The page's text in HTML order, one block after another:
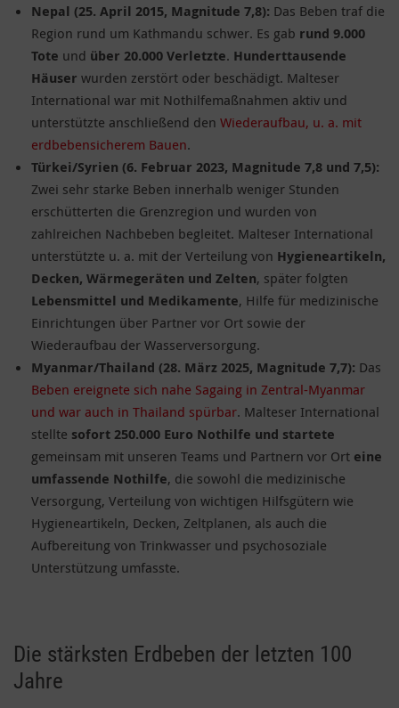
Nepal (25. April 2015, Magnitude 7,8): Das Beben traf die
Region rund um Kathmandu schwer. Es gab rund 9.000
Tote und über 20.000 Verletzte. Hunderttausende
Häuser wurden zerstört oder beschädigt. Malteser
International war mit Nothilfemaßnahmen aktiv und
unterstützte anschließend den Wiederaufbau, u. a. mit
erdbebensicherem Bauen.
Türkei/Syrien (6. Februar 2023, Magnitude 7,8 und 7,5):
Zwei sehr starke Beben innerhalb weniger Stunden
erschütterten die Grenzregion und wurden von
zahlreichen Nachbeben begleitet. Malteser International
unterstützte u. a. mit der Verteilung von Hygieneartikeln,
Decken, Wärmegeräten und Zelten, später folgten
Lebensmittel und Medikamente, Hilfe für medizinische
Einrichtungen über Partner vor Ort sowie der
Wiederaufbau der Wasserversorgung.
Myanmar/Thailand (28. März 2025, Magnitude 7,7): Das
Beben ereignete sich nahe Sagaing in Zentral-Myanmar
und war auch in Thailand spürbar. Malteser International
stellte sofort 250.000 Euro Nothilfe und startete
gemeinsam mit unseren Teams und Partnern vor Ort eine
umfassende Nothilfe, die sowohl die medizinische
Versorgung, Verteilung von wichtigen Hilfsgütern wie
Hygieneartikeln, Decken, Zeltplanen, als auch die
Aufbereitung von Trinkwasser und psychosoziale
Unterstützung umfasste.
Die stärksten Erdbeben der letzten 100
Jahre